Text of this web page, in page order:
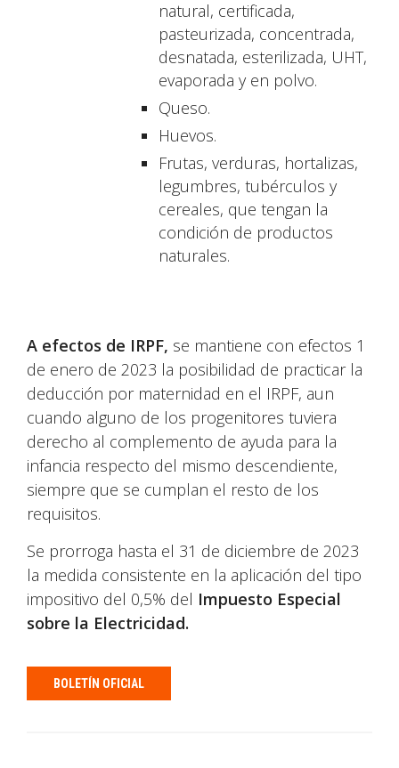
natural, certificada,
pasteurizada, concentrada,
desnatada, esterilizada, UHT,
evaporada y en polvo.
Queso.
Huevos.
Frutas, verduras, hortalizas,
legumbres, tubérculos y
cereales, que tengan la
condición de productos
naturales.
A efectos de IRPF, se mantiene con efectos 1
de enero de 2023 la posibilidad de practicar la
deducción por maternidad en el IRPF, aun
cuando alguno de los progenitores tuviera
derecho al complemento de ayuda para la
infancia respecto del mismo descendiente,
siempre que se cumplan el resto de los
requisitos.
Se prorroga hasta el 31 de diciembre de 2023
la medida consistente en la aplicación del tipo
impositivo del 0,5% del Impuesto Especial
sobre la Electricidad.
BOLETÍN OFICIAL